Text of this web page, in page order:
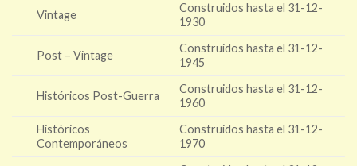
Vintage
Construidos hasta el 31-12-
1930
Post – Vintage
Construidos hasta el 31-12-
1945
Históricos Post-Guerra
Construidos hasta el 31-12-
1960
Históricos
Contemporáneos
Construidos hasta el 31-12-
1970